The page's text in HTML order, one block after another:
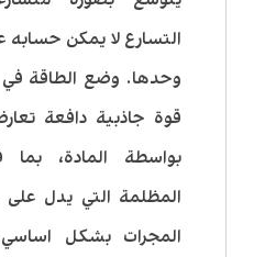
التسارع لا يمكن حسابه
وحدها. وضع الطاقة في
قوة جاذبية دافعة
بواسطة المادة، بما
المظلمة التي يدل
المجرات بشكل